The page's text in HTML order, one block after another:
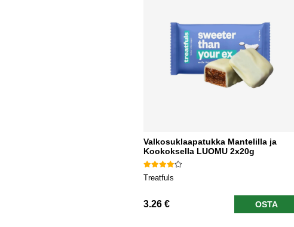
Valkosuklaapatukka Mantelilla ja
Kookoksella LUOMU 2x20g
Treatfuls
3.26 € OSTA